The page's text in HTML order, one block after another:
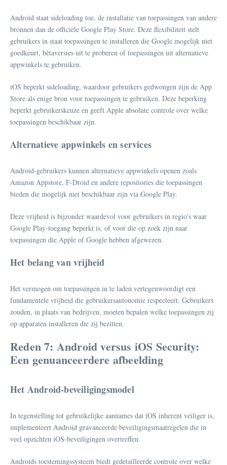
Android staat sideloading toe, de installatie van toepassingen van andere
bronnen dan de officiële Google Play Store. Deze flexibiliteit stelt
gebruikers in staat toepassingen te installeren die Google mogelijk niet
goedkeurt, bètaversies uit te proberen of toepassingen uit alternatieve
appwinkels te gebruiken.
iOS beperkt sideloading, waardoor gebruikers gedwongen zijn de App
Store als enige bron voor toepassingen te gebruiken. Deze beperking
beperkt gebruikerskeuze en geeft Apple absolute controle over welke
toepassingen beschikbaar zijn.
Alternatieve appwinkels en services
Android-gebruikers kunnen alternatieve appwinkels openen zoals
Amazon Appstore, F-Droid en andere repositories die toepassingen
bieden die mogelijk niet beschikbaar zijn via Google Play.
Deze vrijheid is bijzonder waardevol voor gebruikers in regio's waar
Google Play-toegang beperkt is, of voor die op zoek zijn naar
toepassingen die Apple of Google hebben afgewezen.
Het belang van vrijheid
Het vermogen om toepassingen in te laden vertegenwoordigt een
fundamentele vrijheid die gebruikersautonomie respecteert. Gebruikers
zouden, in plaats van bedrijven, moeten bepalen welke toepassingen zij
op apparaten installeren die zij bezitten.
Reden 7: Android versus iOS Security:
Een genuanceerdere afbeelding
Het Android-beveiligingsmodel
In tegenstelling tot gebruikelijke aannames dat iOS inherent veiliger is,
implementeert Android geavanceerde beveiligingsmaatregelen die in
veel opzichten iOS-beveiligingen overtreffen.
Androids toestemingssysteem biedt gedetailleerde controle over welke